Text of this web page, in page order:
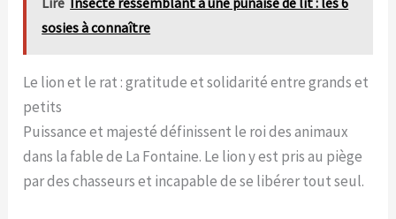
sosies à connaître
Le lion et le rat : gratitude et solidarité entre grands et
petits
Puissance et majesté définissent le roi des animaux
dans la fable de La Fontaine. Le lion y est pris au piège
par des chasseurs et incapable de se libérer tout seul.